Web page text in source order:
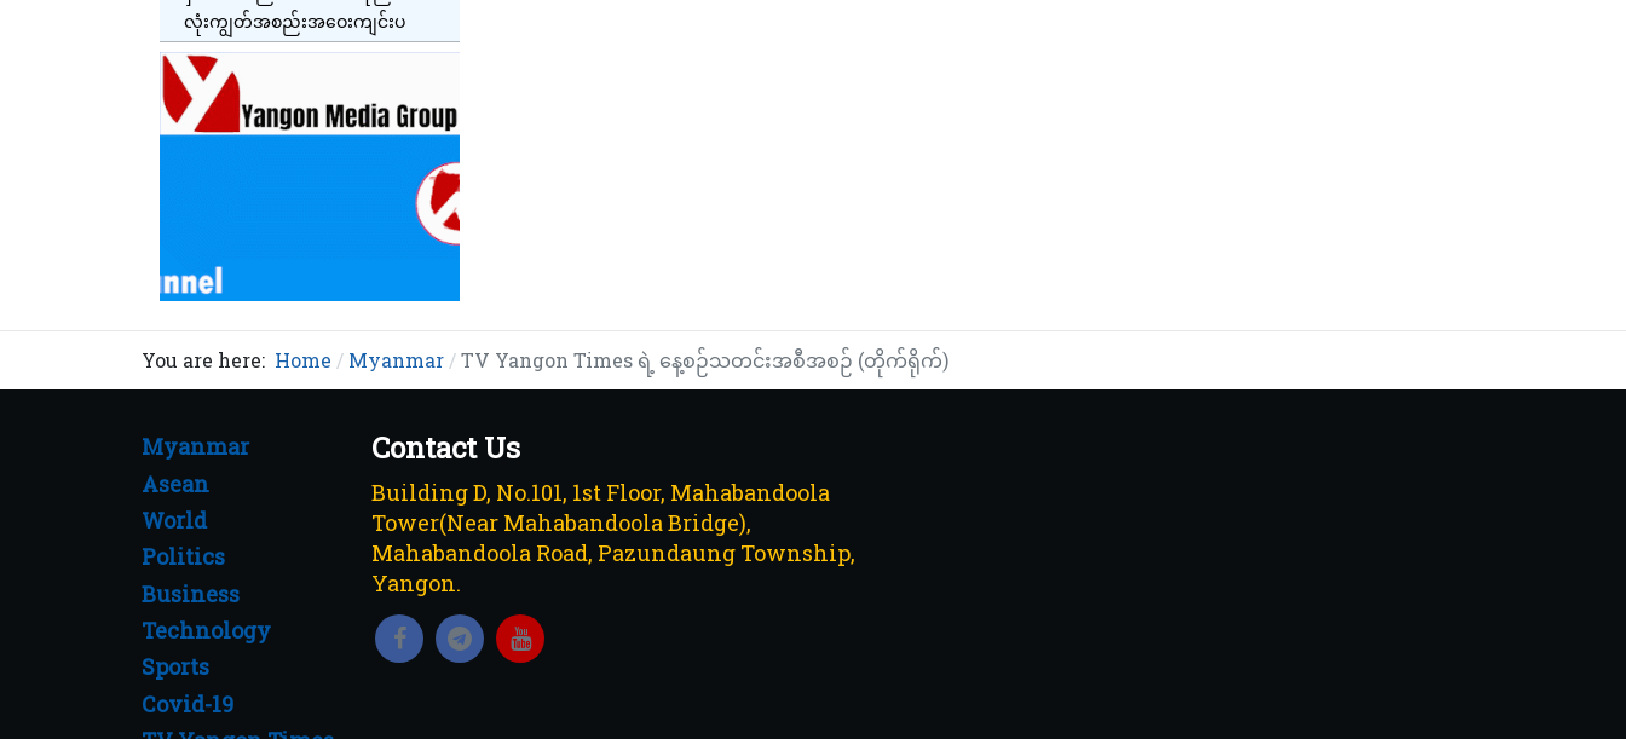
လုံးကျွတ်အစည်းအဝေးကျင်းပ
You are here: Home Myanmar TV Yangon Times ရဲ့ နေ့စဉ်သတင်းအစီအစဉ် (တိုက်ရိုက်)
Myanmar
Asean
World
Politics
Business
Technology
Sports
Covid-19
Contact Us
Building D, No.101, 1st Floor, Mahabandoola
Tower(Near Mahabandoola Bridge),
Mahabandoola Road, Pazundaung Township,
Yangon.